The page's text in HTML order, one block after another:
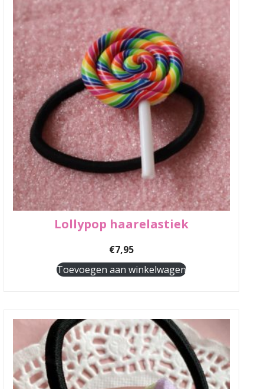
Lollypop haarelastiek
€7,95
Toevoegen aan winkelwagen